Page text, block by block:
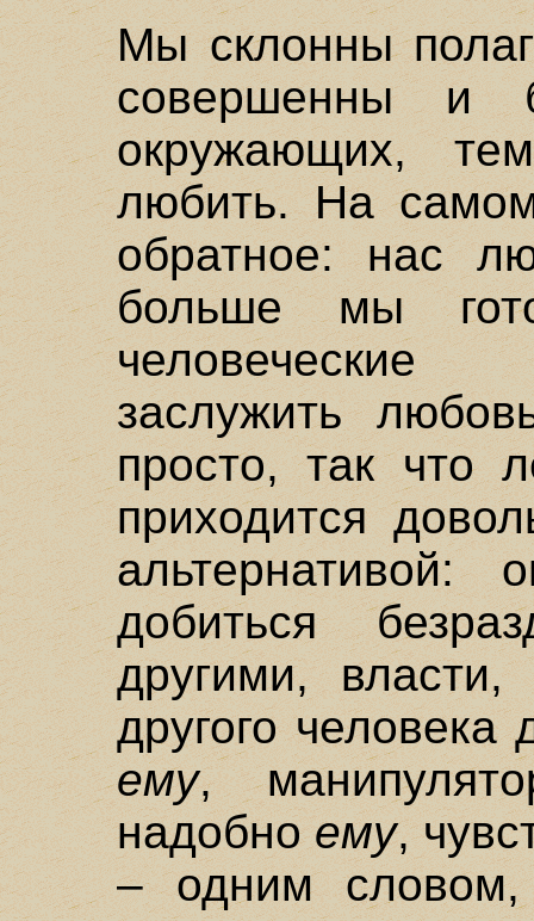
Мы склонны
совершенны и
окружающих,
любить. На
обратное: нас
больше мы
заслужить
просто, так что
приходится
альтернативой:
добиться
другими,
другого человека
ему,
надобноему,
– одним словом,